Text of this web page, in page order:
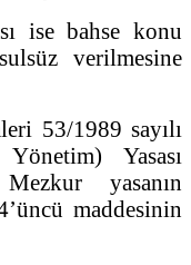
ise bahse konu
verilmesine
53/1989 sayılı
Yasası
yasanın
maddesinin